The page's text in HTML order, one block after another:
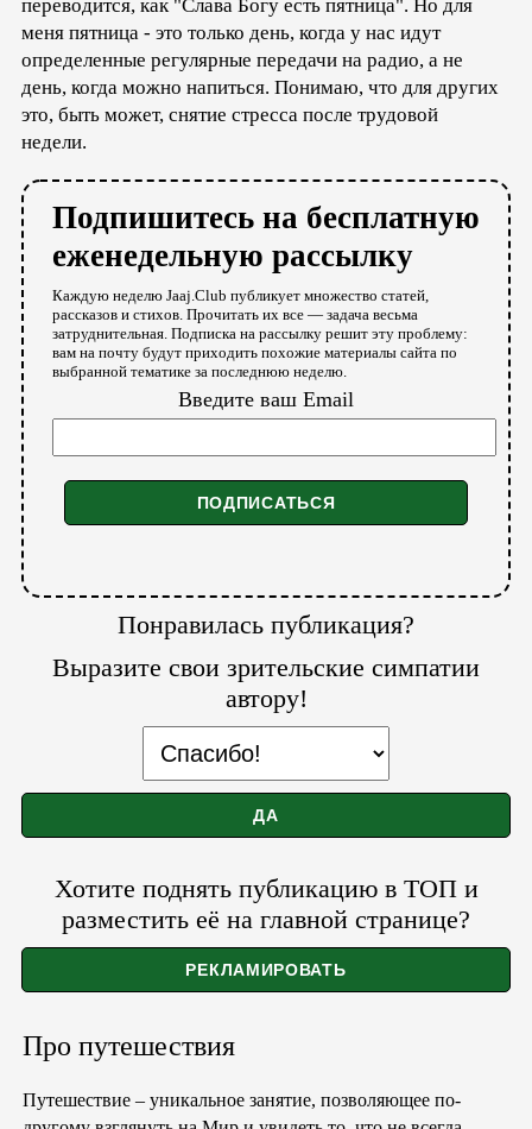
переводится, как "Слава Богу есть пятница". Но для
меня пятница - это только день, когда у нас идут
определенные регулярные передачи на радио, а не
день, когда можно напиться. Понимаю, что для других
это, быть может, снятие стресса после трудовой
недели.
Подпишитесь на бесплатную
еженедельную рассылку
Каждую неделю Jaaj.Club публикует множество статей,
рассказов и стихов. Прочитать их все — задача весьма
затруднительная. Подписка на рассылку решит эту проблему:
вам на почту будут приходить похожие материалы сайта по
выбранной тематике за последнюю неделю.
Введите ваш Email
Понравилась публикация?
Выразите свои зрительские симпатии
автору!
Хотите поднять публикацию в ТОП и
разместить её на главной странице?
Про путешествия
Путешествие – уникальное занятие, позволяющее по-